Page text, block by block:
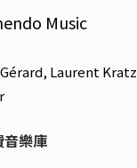
Music
Laurent Kratz
音樂庫